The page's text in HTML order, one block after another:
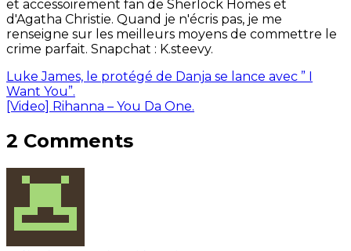
et accessoirement fan de Sherlock Homes et
d'Agatha Christie. Quand je n'écris pas, je me
renseigne sur les meilleurs moyens de commettre le
crime parfait. Snapchat : K.steevy.
Luke James, le protégé de Danja se lance avec ” I
Want You”.
[Video] Rihanna – You Da One.
2 Comments